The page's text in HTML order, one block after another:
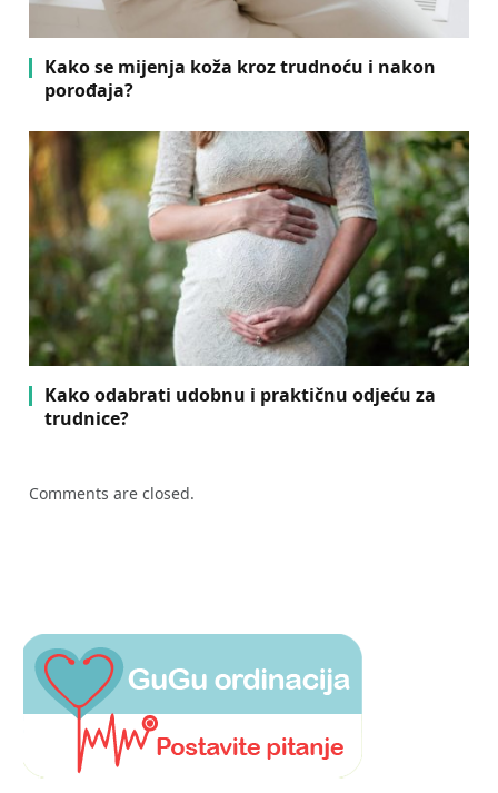
Kako se mijenja koža kroz trudnoću i nakon
porođaja?
Kako odabrati udobnu i praktičnu odjeću za
trudnice?
Comments are closed.